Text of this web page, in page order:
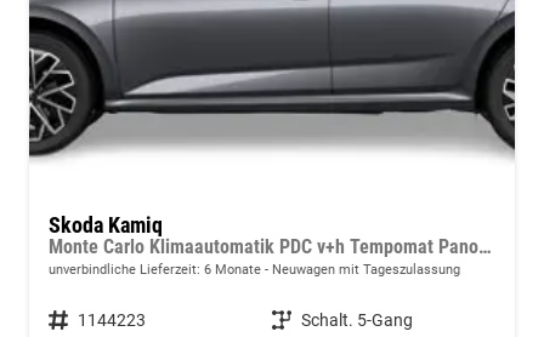
Skoda Kamiq
Monte Carlo Klimaautomatik PDC v+h Tempomat Panoramadach
unverbindliche Lieferzeit: 6 Monate Neuwagen mit Tageszulassung
Fahrzeugnummer 1144223 Getriebe Schalt. 5-Gang